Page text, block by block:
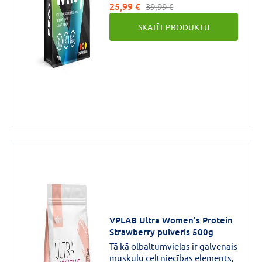
masu.Ļoti ātra uzsūkšanās.
25,99 € 39,99 €
SKATĪT PRODUKTU
VPLAB Ultra Women's Protein
Strawberry pulveris 500g
Tā kā olbaltumvielas ir galvenais
muskuļu celtniecības elements,